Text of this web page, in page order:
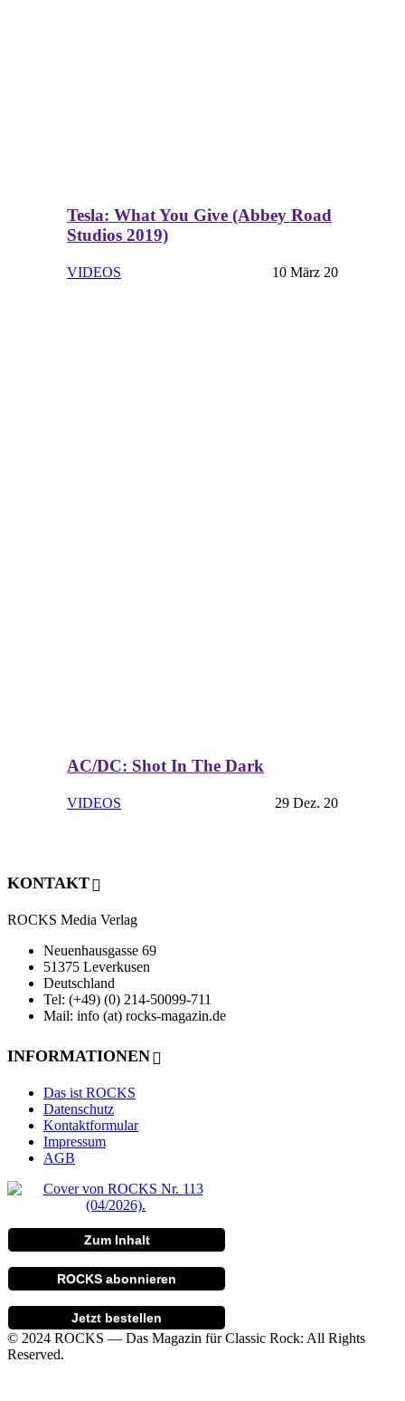
Tesla: What You Give (Abbey Road
Studios 2019)
VIDEOS 10 März 20
AC/DC: Shot In The Dark
VIDEOS 29 Dez. 20
KONTAKT
ROCKS Media Verlag
Neuenhausgasse 69
51375 Leverkusen
Deutschland
Tel: (+49) (0) 214-50099-711
Mail: info (at) rocks-magazin.de
INFORMATIONEN
Das ist ROCKS
Datenschutz
Kontaktformular
Impressum
AGB
Zum Inhalt
ROCKS abonnieren
Jetzt bestellen
© 2024 ROCKS — Das Magazin für Classic Rock: All Rights
Reserved.